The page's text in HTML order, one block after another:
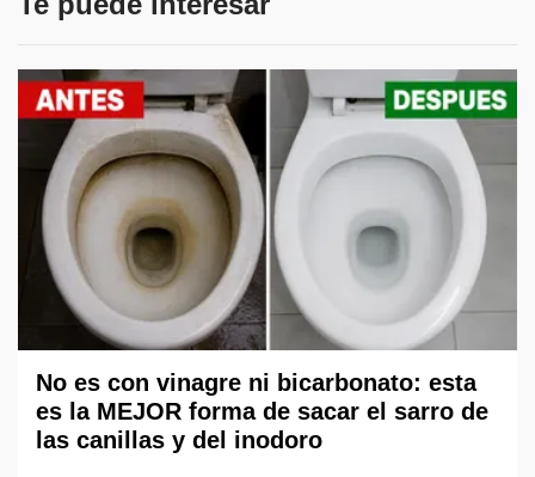
No es con vinagre ni bicarbonato: esta
es la MEJOR forma de sacar el sarro de
las canillas y del inodoro